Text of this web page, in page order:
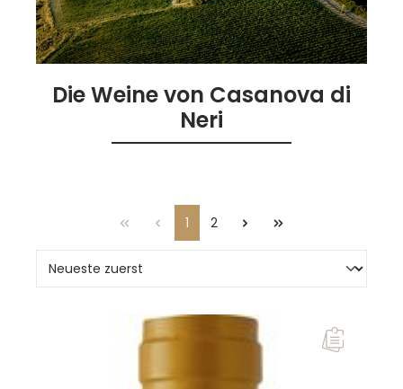
Die Weine von Casanova di
Neri
Seite
1 Seite
2